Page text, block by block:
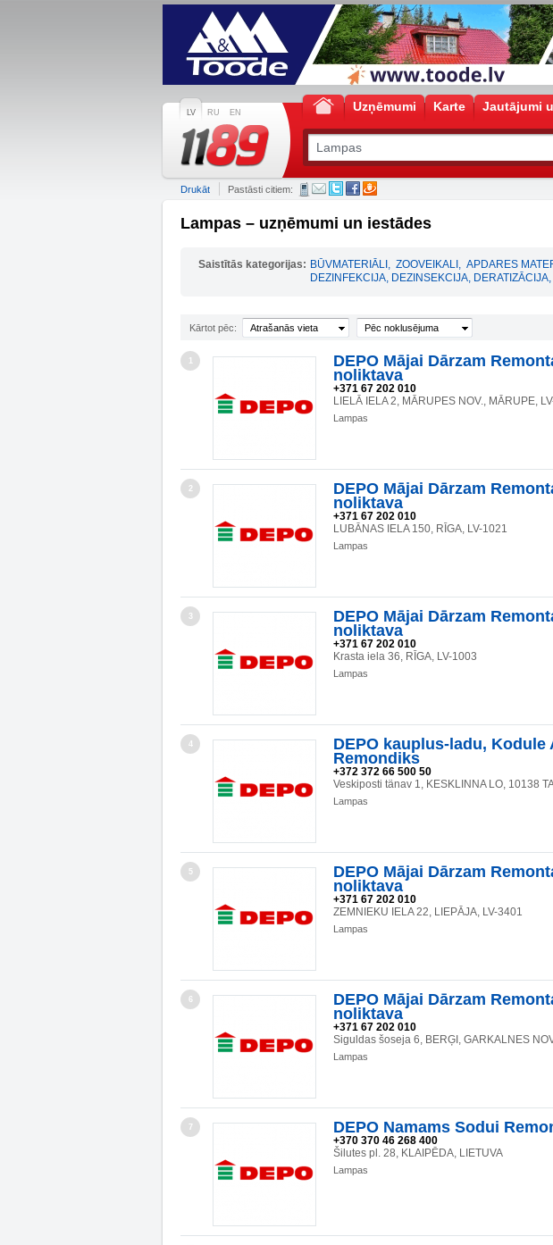
LV RU EN Uzņēmumi Karte Jautājumi
Drukāt Pastāsti citiem:
Lampas – uzņēmumi un iestādes
Saistītās kategorijas: BŪVMATERIĀLI , ZOOVEIKALI , APDARES
DEZINFEKCIJA, DEZINSEKCIJA, DERATIZĀCIJA,
Kārtot pēc: Atrašanās vieta Pēc noklusējuma
1
DEPO Mājai Dārzam
noliktava
+371 67 202 010
LIELĀ IELA 2, MĀRUPES NOV., MĀRUPE,
Lampas
2
DEPO Mājai Dārzam
noliktava
+371 67 202 010
LUBĀNAS IELA 150, RĪGA, LV-1021
Lampas
3
DEPO Mājai Dārzam
noliktava
+371 67 202 010
Krasta iela 36, RĪGA, LV-1003
Lampas
4
DEPO kauplus-ladu, Kodule
Remondiks
+372 372 66 500 50
Veskiposti tänav 1, KESKLINNA LO, 10138
Lampas
5
DEPO Mājai Dārzam
noliktava
+371 67 202 010
ZEMNIEKU IELA 22, LIEPĀJA, LV-3401
Lampas
6
DEPO Mājai Dārzam
noliktava
+371 67 202 010
Siguldas šoseja 6, BERĢI, GARKALNES
Lampas
7 DEPO Namams Sodui
+370 370 46 268 400
Šilutes pl. 28, KLAIPĒDA, LIETUVA
Lampas